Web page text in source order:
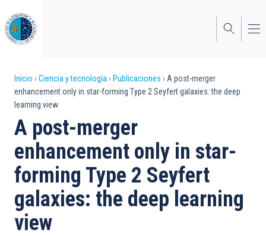
al
contenido
principal
Sobrescribir
enlaces
de
ayuda
a
la
navegación
Inicio Ciencia y tecnología Publicaciones
A post-merger
enhancement only in star-forming Type 2 Seyfert galaxies: the deep
learning view
A post-merger
enhancement only in star-
forming Type 2 Seyfert
galaxies: the deep learning
view